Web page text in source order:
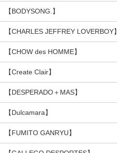
【BODYSONG.】
【CHARLES JEFFREY LOVERBOY】
【CHOW des HOMME】
【Create Clair】
【DESPERADO＋MAS】
【Dulcamara】
【FUMITO GANRYU】